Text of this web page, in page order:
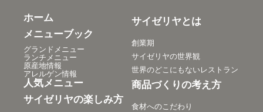
ホーム
メニューブック
グランドメニュー
ランチメニュー
原産地情報
アレルゲン情報
人気メニュー
サイゼリヤの楽しみ方
サイゼリヤとは
創業期
サイゼリヤの世界観
世界のどこにもないレストラン
商品づくりの考え方
食材へのこだわり